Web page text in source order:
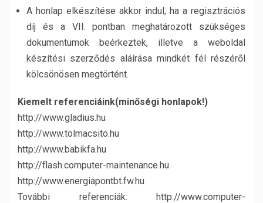
A honlap elkészítése akkor indul, ha a regisztrációs
díj és a VII. pontban meghatározott szükséges
dokumentumok beérkeztek, illetve a weboldal
készítési szerződés aláírása mindkét fél részéről
kölcsönösen megtörtént.
Kiemelt referenciáink(minőségi honlapok!)
http://www.gladius.hu
http://www.tolmacsito.hu
http://www.babikfa.hu
http://flash.computer-maintenance.hu
http://www.energiapontbt.fw.hu
További referenciák: http://www.computer-